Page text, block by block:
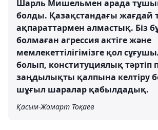
Шарль Мишельмен арада
болды. Қазақстандағы жағдай
ақпараттармен алмастық. Біз
болмаған агрессия актіге және
мемлекеттілігімізге қол
болып, конституциялық тәртіп
заңдылықты қалпына келтіру
шұғыл шаралар қабылдадық.
Қасым-Жомарт Тоқаев